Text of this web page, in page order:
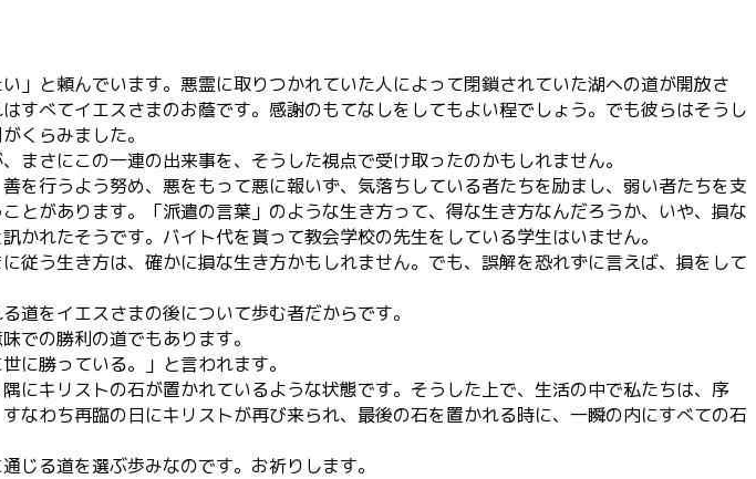
と頼んでいます。悪霊に取りつかれていた人によって閉鎖されていた湖への道が開放さ
べてイエスさまのお蔭です。感謝のもてなしをしてもよい程でしょう。でも彼らはそうし
くらみました。
さにこの一連の出来事を、そうした視点で受け取ったのかもしれません。
行うよう努め、悪をもって悪に報いず、気落ちしている者たちを励まし、弱い者たちを支
があります。「派遣の言葉」のような生き方って、得な生き方なんだろうか、いや、損な
れたそうです。バイト代を貰って教会学校の先生をしている学生はいません。
う生き方は、確かに損な生き方かもしれません。でも、誤解を恐れずに言えば、損をして
道をイエスさまの後について歩む者だからです。
での勝利の道でもあります。
に勝っている。」と言われます。
にキリストの石が置かれているような状態です。そうした上で、生活の中で私たちは、序
わち再臨の日にキリストが再び来られ、最後の石を置かれる時に、一瞬の内にすべての石
じる道を選ぶ歩みなのです。お祈りします。